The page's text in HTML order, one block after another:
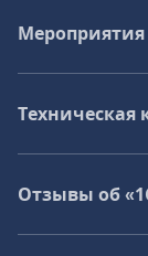
Мероприятия
Техническая
Отзывы об